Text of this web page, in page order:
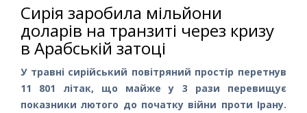
Сирія заробила мільйони
доларів на транзиті через кризу
в Арабській затоці
У травні сирійський повітряний простір перетнув
11 801 літак, що майже у 3 рази перевищує
показники лютого до початку війни проти Ірану.